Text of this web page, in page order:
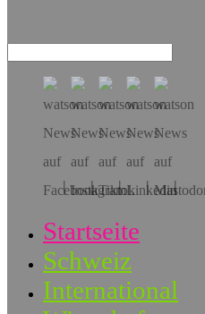
Hol
Startseite
Schweiz
International